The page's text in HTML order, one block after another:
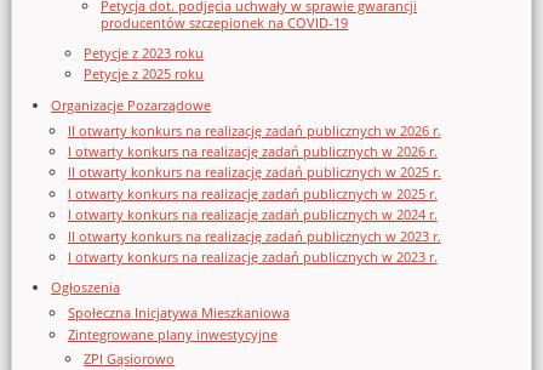
Petycja dot. podjęcia uchwały w sprawie gwarancji
producentów szczepionek na COVID-19
Petycje z 2023 roku
Petycje z 2025 roku
Organizacje Pozarządowe
II otwarty konkurs na realizację zadań publicznych w 2026 r.
I otwarty konkurs na realizację zadań publicznych w 2026 r.
II otwarty konkurs na realizację zadań publicznych w 2025 r.
I otwarty konkurs na realizację zadań publicznych w 2025 r.
I otwarty konkurs na realizację zadań publicznych w 2024 r.
II otwarty konkurs na realizację zadań publicznych w 2023 r.
I otwarty konkurs na realizację zadań publicznych w 2023 r.
Ogłoszenia
Społeczna Inicjatywa Mieszkaniowa
Zintegrowane plany inwestycyjne
ZPI Gąsiorowo